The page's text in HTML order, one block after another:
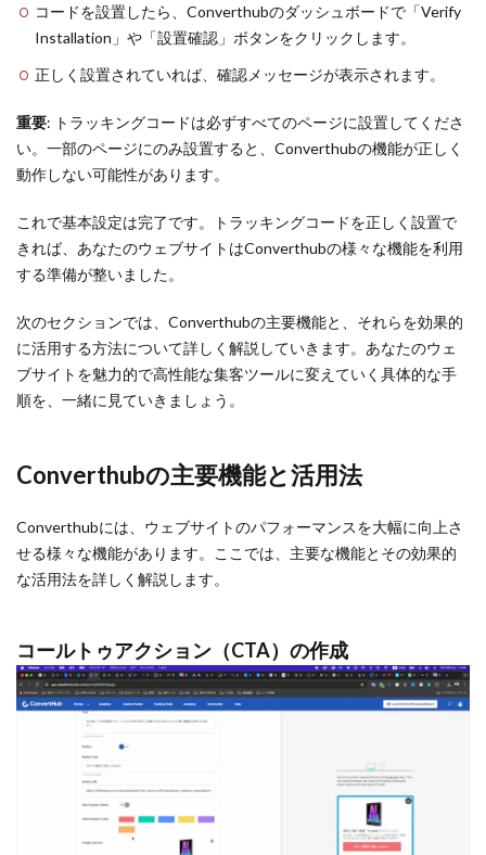
コードを設置したら、Converthubのダッシュボードで「Verify
Installation」や「設置確認」ボタンをクリックします。
正しく設置されていれば、確認メッセージが表示されます。
重要: トラッキングコードは必ずすべてのページに設置してくださ
い。一部のページにのみ設置すると、Converthubの機能が正しく
動作しない可能性があります。
これで基本設定は完了です。トラッキングコードを正しく設置で
きれば、あなたのウェブサイトはConverthubの様々な機能を利用
する準備が整いました。
次のセクションでは、Converthubの主要機能と、それらを効果的
に活用する方法について詳しく解説していきます。あなたのウェ
ブサイトを魅力的で高性能な集客ツールに変えていく具体的な手
順を、一緒に見ていきましょう。
Converthubの主要機能と活用法
Converthubには、ウェブサイトのパフォーマンスを大幅に向上さ
せる様々な機能があります。ここでは、主要な機能とその効果的
な活用法を詳しく解説します。
コールトゥアクション（CTA）の作成